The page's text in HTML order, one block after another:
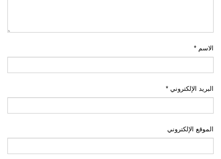
الاسم *
البريد الإلكتروني *
الموقع الإلكتروني